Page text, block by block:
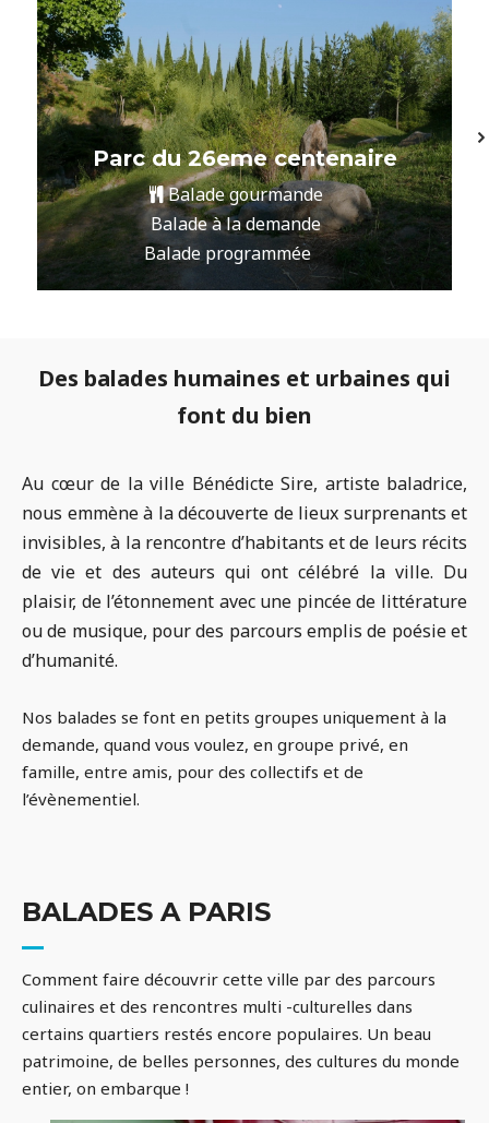
Parc et Palais Longchamp
Balade gourmande
Balade à la demande
Balade programmée
Des balades humaines et urbaines qui
font du bien
Au cœur de la ville Bénédicte Sire, artiste baladrice,
nous emmène à la découverte de lieux surprenants et
invisibles, à la rencontre d’habitants et de leurs récits
de vie et des auteurs qui ont célébré la ville. Du
plaisir, de l’étonnement avec une pincée de littérature
ou de musique, pour des parcours emplis de poésie et
d’humanité.
Nos balades se font en petits groupes uniquement à la
demande, quand vous voulez, en groupe privé, en
famille, entre amis, pour des collectifs et de
l’évènementiel.
BALADES A PARIS
Comment faire découvrir cette ville par des parcours
culinaires et des rencontres multi -culturelles dans
certains quartiers restés encore populaires. Un beau
patrimoine, de belles personnes, des cultures du monde
entier, on embarque !